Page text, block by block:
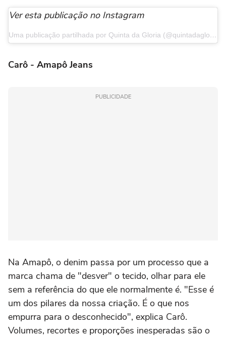
Ver esta publicação no Instagram
Uma publicação partilhada por Quinta da Gloria (@quintadagloria)
Carô - Amapô Jeans
PUBLICIDADE
Na Amapô, o denim passa por um processo que a
marca chama de "desver" o tecido, olhar para ele
sem a referência do que ele normalmente é. "Esse é
um dos pilares da nossa criação. É o que nos
empurra para o desconhecido", explica Carô.
Volumes, recortes e proporções inesperadas são o